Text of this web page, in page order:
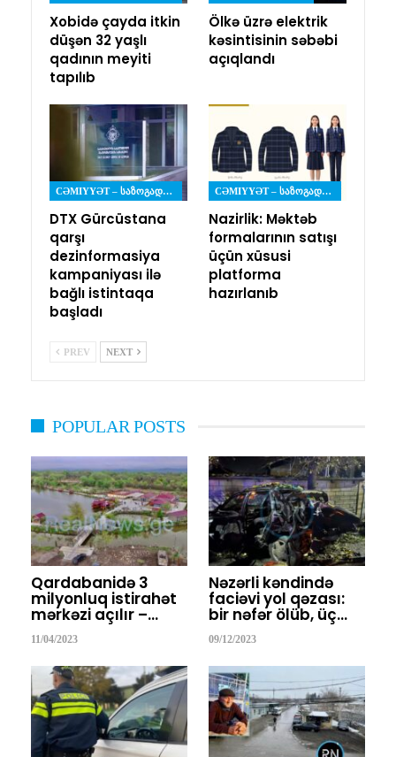
Xobidə çayda itkin
düşən 32 yaşlı
qadının meyiti
tapılıb
Ölkə üzrə elektrik
kəsintisinin səbəbi
açıqlandı
CƏMIYYƏT – ᲡᲐᲖᲝᲒᲐᲓᲝᲔᲑᲐ
DTX Gürcüstana
qarşı
dezinformasiya
kampaniyası ilə
bağlı istintaqa
başladı
CƏMIYYƏT – ᲡᲐᲖᲝᲒᲐᲓᲝᲔᲑᲐ
Nazirlik: Məktəb
formalarının satışı
üçün xüsusi
platforma
hazırlanıb
PREV NEXT
POPULAR POSTS
Qardabanidə 3
milyonluq istirahət
mərkəzi açılır –…
11/04/2023
Nəzərli kəndində
faciəvi yol qəzası:
bir nəfər ölüb, üç…
09/12/2023